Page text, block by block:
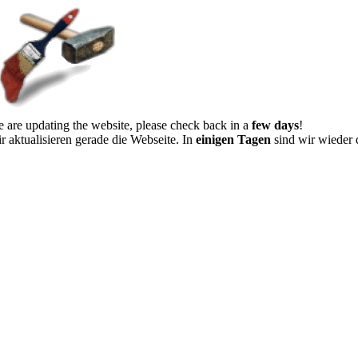
are updating the website, please check back in a few days!
aktualisieren gerade die Webseite. In einigen Tagen sind wir wieder